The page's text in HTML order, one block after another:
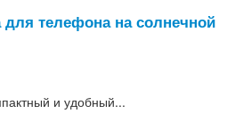
для телефона на солнечной
и удобный...